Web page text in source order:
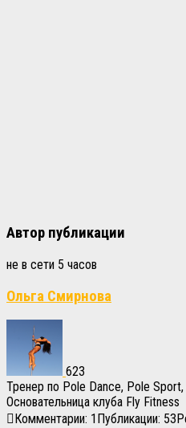
Автор публикации
не в сети 5 часов
Ольга Смирнова
623
Тренер по Pole Dance, Pole
Основательница клуба Fly Fitness
Комментарии: 1 Публикации: 53